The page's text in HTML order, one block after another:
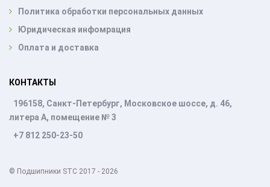
Политика обработки персональных данных
Юридическая инфомрация
Оплата и доставка
КОНТАКТЫ
196158, Санкт-Петербург, Московское шоссе, д. 46,
литера А, помещение № 3
+7 812 250-23-50
© Подшипники STC 2017 - 2026